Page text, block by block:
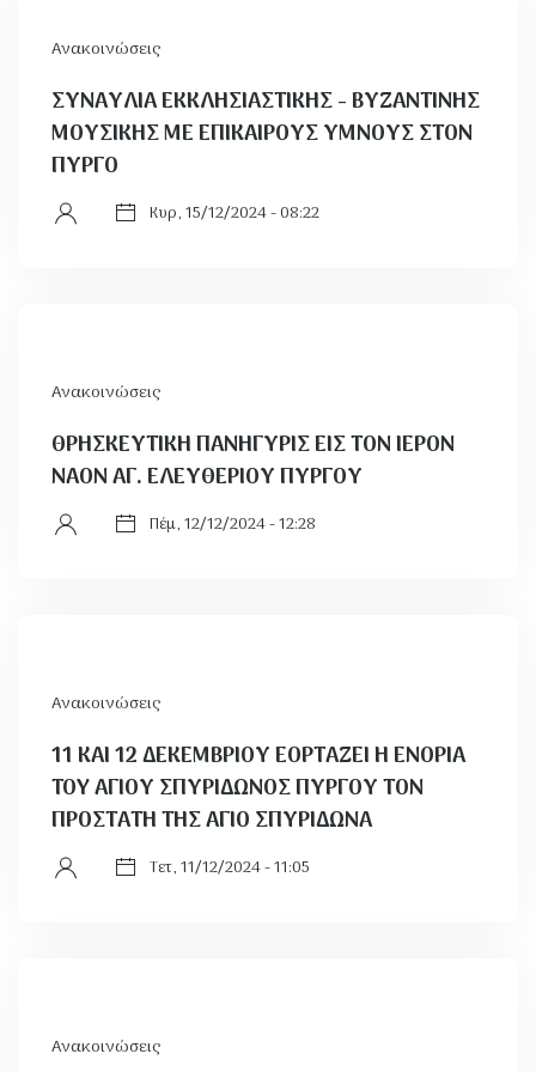
Ανακοινώσεις
ΣΥΝΑΥΛΙΑ ΕΚΚΛΗΣΙΑΣΤΙΚΗΣ - ΒΥΖΑΝΤΙΝΗΣ
ΜΟΥΣΙΚΗΣ ΜΕ ΕΠΙΚΑΙΡΟΥΣ ΥΜΝΟΥΣ ΣΤΟΝ
ΠΥΡΓΟ
Κυρ, 15/12/2024 - 08:22
Ανακοινώσεις
ΘΡΗΣΚΕΥΤΙΚΗ ΠΑΝΗΓΥΡΙΣ ΕΙΣ ΤΟΝ ΙΕΡΟΝ
ΝΑΟΝ ΑΓ. ΕΛΕΥΘΕΡΙΟΥ ΠΥΡΓΟΥ
Πέμ, 12/12/2024 - 12:28
Ανακοινώσεις
11 ΚΑΙ 12 ΔΕΚΕΜΒΡΙΟΥ ΕΟΡΤΑΖΕΙ Η ΕΝΟΡΙΑ
TOY AΓΙΟΥ ΣΠΥΡΙΔΩΝΟΣ ΠΥΡΓΟΥ ΤΟΝ
ΠΡΟΣΤΑΤΗ ΤΗΣ ΑΓΙΟ ΣΠΥΡΙΔΩΝΑ
Τετ, 11/12/2024 - 11:05
Ανακοινώσεις